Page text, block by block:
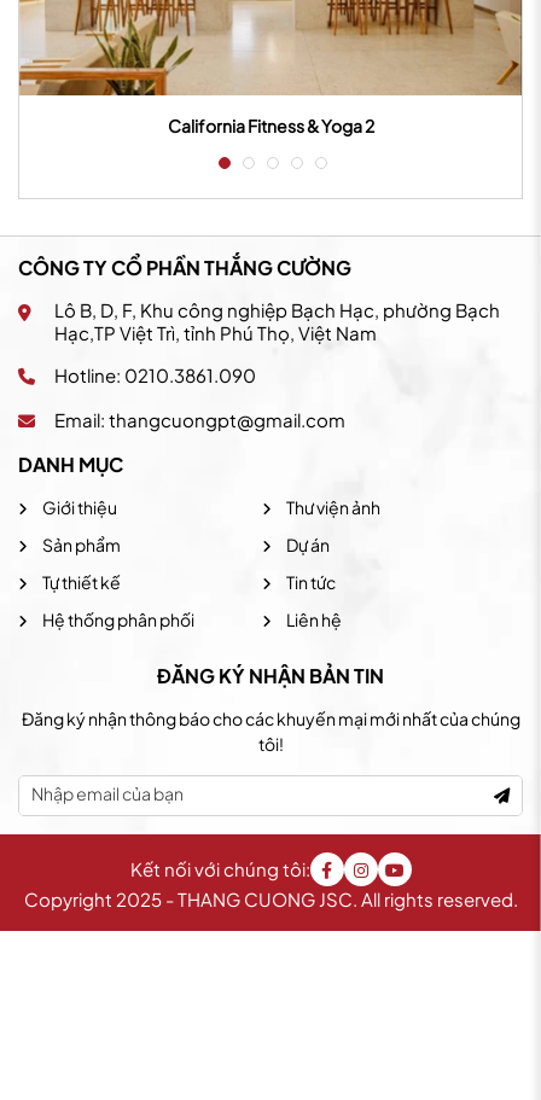
California Fitness & Yoga 2
CÔNG TY CỔ PHẦN THẮNG CƯỜNG
Lô B, D, F, Khu công nghiệp Bạch Hạc, phường Bạch
Hạc,TP Việt Trì, tỉnh Phú Thọ, Việt Nam
Hotline: 0210.3861.090
Email: thangcuongpt@gmail.com
DANH MỤC
Giới thiệu
Sản phẩm
Tự thiết kế
Hệ thống phân phối
Thư viện ảnh
Dự án
Tin tức
Liên hệ
ĐĂNG KÝ NHẬN BẢN TIN
Đăng ký nhận thông báo cho các khuyến mại mới nhất của chúng
tôi!
Copyright 2025 - THANG CUONG JSC. All rights reserved.
Kết nối với chúng tôi: